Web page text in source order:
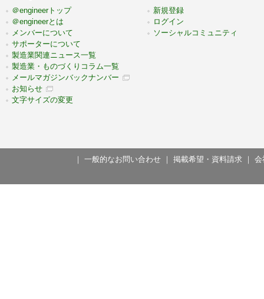
＠engineerトップ
＠engineerとは
メンバーについて
サポーターについて
製造業関連ニュース一覧
製造業・ものづくりコラム一覧
メールマガジンバックナンバー
お知らせ
文字サイズの変更
新規登録
ログイン
ソーシャルコミュニティ
｜ 一般的なお問い合わせ ｜ 掲載希望・資料請求 ｜ 会